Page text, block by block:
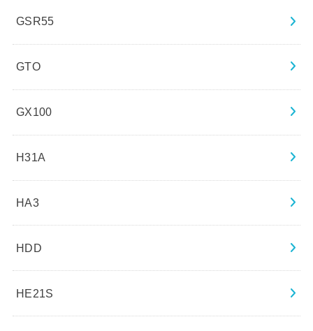
GSR55
GTO
GX100
H31A
HA3
HDD
HE21S